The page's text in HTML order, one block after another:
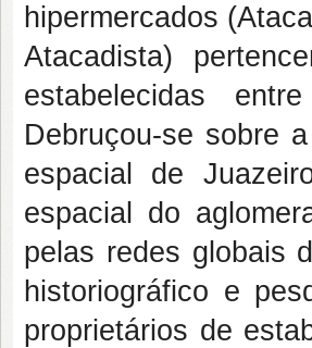
hipermercados
Atacadista)
estabelecidas
Debruçou-se sobre
espacial de
espacial do
pelas redes globais
historiográfico e
proprietários de